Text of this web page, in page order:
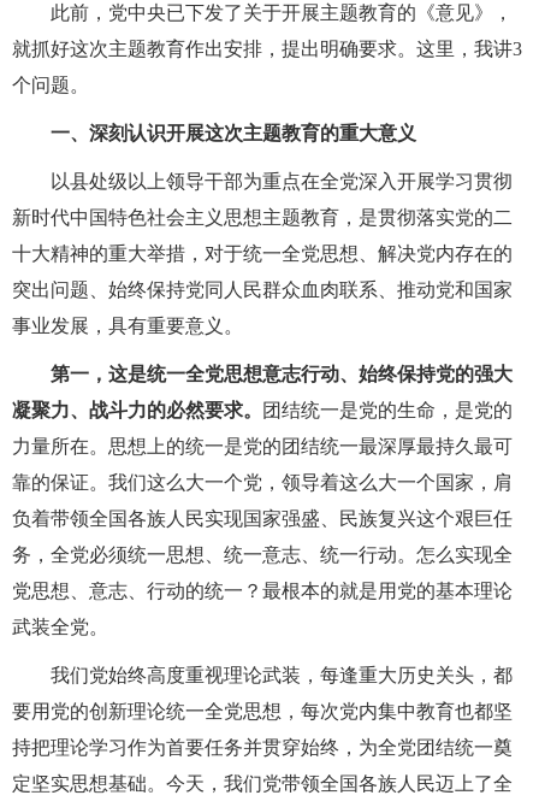
此前，党中央已下发了关于开展主题教育的《意见》，
就抓好这次主题教育作出安排，提出明确要求。这里，我讲3
个问题。
一、深刻认识开展这次主题教育的重大意义
以县处级以上领导干部为重点在全党深入开展学习贯彻
新时代中国特色社会主义思想主题教育，是贯彻落实党的二
十大精神的重大举措，对于统一全党思想、解决党内存在的
突出问题、始终保持党同人民群众血肉联系、推动党和国家
事业发展，具有重要意义。
第一，这是统一全党思想意志行动、始终保持党的强大
凝聚力、战斗力的必然要求。
团结统一是党的生命，是党的
力量所在。思想上的统一是党的团结统一最深厚最持久最可
靠的保证。我们这么大一个党，领导着这么大一个国家，肩
负着带领全国各族人民实现国家强盛、民族复兴这个艰巨任
务，全党必须统一思想、统一意志、统一行动。怎么实现全
党思想、意志、行动的统一？最根本的就是用党的基本理论
武装全党。
我们党始终高度重视理论武装，每逢重大历史关头，都
要用党的创新理论统一全党思想，每次党内集中教育也都坚
持把理论学习作为首要任务并贯穿始终，为全党团结统一奠
定坚实思想基础。今天，我们党带领全国各族人民迈上了全